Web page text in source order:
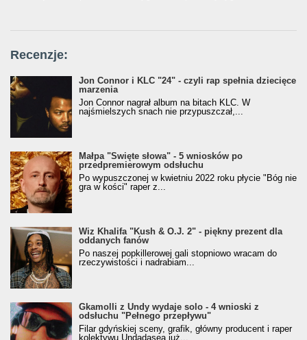
Recenzje:
Jon Connor i KLC "24" - czyli rap spełnia dziecięce
marzenia
Jon Connor nagrał album na bitach KLC. W
najśmielszych snach nie przypuszczał,...
Małpa "Święte słowa" - 5 wniosków po
przedpremierowym odsłuchu
Po wypuszczonej w kwietniu 2022 roku płycie "Bóg nie
gra w kości" raper z...
Wiz Khalifa "Kush & O.J. 2" - piękny prezent dla
oddanych fanów
Po naszej popkillerowej gali stopniowo wracam do
rzeczywistości i nadrabiam...
Gkamolli z Undy wydaje solo - 4 wnioski z
odsłuchu "Pełnego przepływu"
Filar gdyńskiej sceny, grafik, główny producent i raper
kolektywu Undadasea już...